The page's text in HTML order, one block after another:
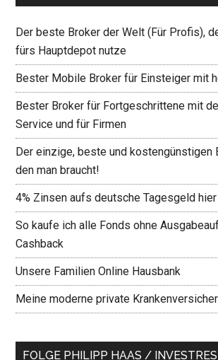
Der beste Broker der Welt (Für Profis),
fürs Hauptdepot nutze
Bester Mobile Broker für Einsteiger mit
Bester Broker für Fortgeschrittene mit
Service und für Firmen
Der einzige, beste und kostengünstigen
den man braucht!
4% Zinsen aufs deutsche Tagesgeld hier
So kaufe ich alle Fonds ohne
Cashback
Unsere Familien Online Hausbank
Meine moderne private
FOLGE PHILIPP HAAS /